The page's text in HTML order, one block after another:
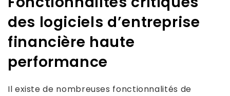
des logiciels d’entreprise
financière haute
performance
Il existe de nombreuses fonctionnalités de